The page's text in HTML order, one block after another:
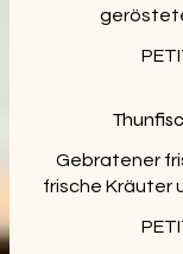
Gebratener
frische Kräuter